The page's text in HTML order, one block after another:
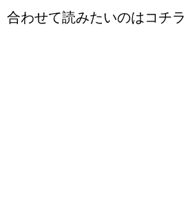
合わせて読みたいのはコチラ